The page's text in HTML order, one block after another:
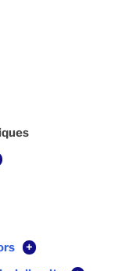
+